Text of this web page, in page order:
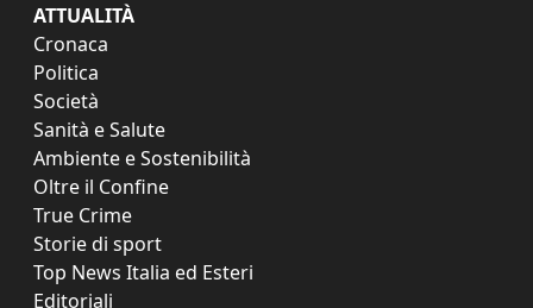
ATTUALITÀ
Cronaca
Politica
Società
Sanità e Salute
Ambiente e Sostenibilità
Oltre il Confine
True Crime
Storie di sport
Top News Italia ed Esteri
Editoriali